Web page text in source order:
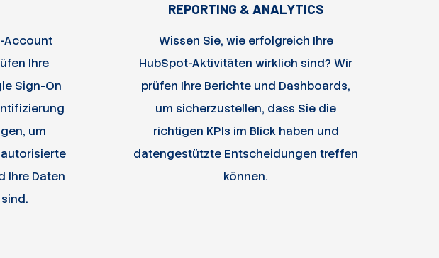
Account
Ihre
Sign-On
um
Ihre Daten
REPORTING & ANALYTICS
Wissen Sie, wie erfolgreich Ihre
HubSpot-Aktivitäten wirklich sind? Wir
prüfen Ihre Be­richte und Dashboards,
um sicher­zu­stel­len, dass Sie die
richtigen KPIs im Blick haben und
daten­gestützte Ent­schei­dungen treffen
können.